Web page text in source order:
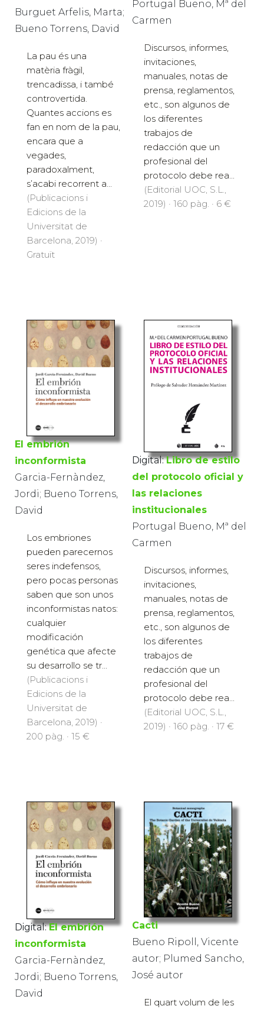
Burguet Arfelis, Marta;
Bueno Torrens, David
La pau és una
matèria fràgil,
trencadissa, i també
controvertida.
Quantes accions es
fan en nom de la pau,
encara que a
vegades,
paradoxalment,
s’acabi recorrent a...
(Publicacions i
Edicions de la
Universitat de
Barcelona, 2019) ·
Gratuït
Portugal Bueno, Mª del
Carmen
Discursos, informes,
invitaciones,
manuales, notas de
prensa, reglamentos,
etc., son algunos de
los diferentes
trabajos de
redacción que un
profesional del
protocolo debe rea...
(Editorial UOC, S.L.,
2019) · 160 pàg. · 6 €
El embrión
inconformista
Garcia-Fernàndez,
Jordi; Bueno Torrens,
David
Los embriones
pueden parecernos
seres indefensos,
pero pocas personas
saben que son unos
inconformistas natos:
cualquier
modificación
genética que afecte
su desarrollo se tr...
(Publicacions i
Edicions de la
Universitat de
Barcelona, 2019) ·
200 pàg. · 15 €
Digital: Libro de estilo
del protocolo oficial y
las relaciones
institucionales
Portugal Bueno, Mª del
Carmen
Discursos, informes,
invitaciones,
manuales, notas de
prensa, reglamentos,
etc., son algunos de
los diferentes
trabajos de
redacción que un
profesional del
protocolo debe rea...
(Editorial UOC, S.L.,
2019) · 160 pàg. · 17 €
Digital: El embrión
inconformista
Garcia-Fernàndez,
Jordi; Bueno Torrens,
David
Cacti
Bueno Ripoll, Vicente
autor; Plumed Sancho,
José autor
El quart volum de les